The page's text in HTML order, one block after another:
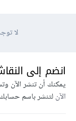
لا
انضم إلى
يمكنك أن تنشر الآن
الآنلتنشر باسم حسابك.